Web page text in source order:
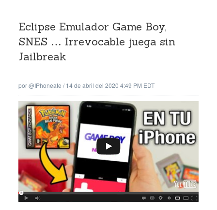
Eclipse Emulador Game Boy,
SNES … Irrevocable juega sin
Jailbreak
por@iPhoneate /14 de abril del 2020 4:49 PM EDT